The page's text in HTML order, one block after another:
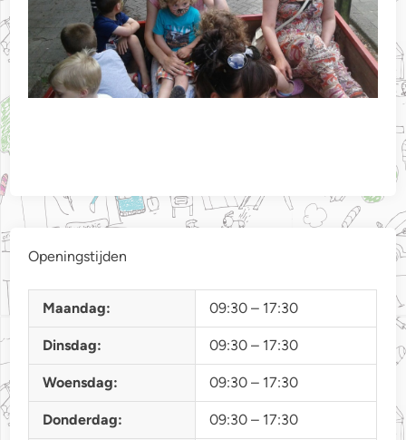
Openingstijden
Maandag: 09:30 – 17:30
Dinsdag: 09:30 – 17:30
Woensdag: 09:30 – 17:30
Donderdag: 09:30 – 17:30